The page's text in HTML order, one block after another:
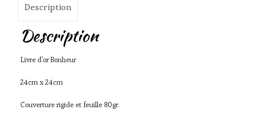
Description
Description
Livre d’or Bonheur
24cm x 24cm
Couverture rigide et feuille 80gr.